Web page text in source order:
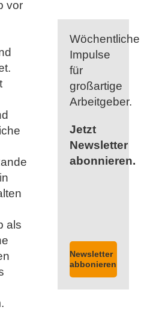
vor
als
Wöchentliche
Impulse
für
großartige
Arbeitgeber.
Jetzt
Newsletter
abonnieren.
Newsletter
abbonieren